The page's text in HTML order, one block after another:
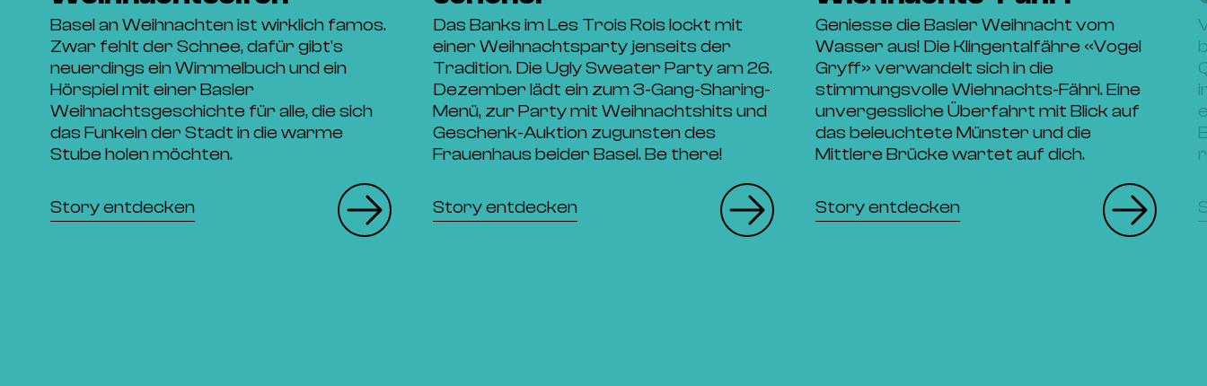
Basel an Weihnachten ist wirklich famos.
Zwar fehlt der Schnee, dafür gibt's
neuerdings ein Wimmelbuch und ein
Hörspiel mit einer Basler
Weihnachtsgeschichte für alle, die sich
das Funkeln der Stadt in die warme
Stube holen möchten.
Story entdecken
Das Banks im Les Trois Rois lockt mit
einer Weihnachtsparty jenseits der
Tradition. Die Ugly Sweater Party am 26.
Dezember lädt ein zum 3-Gang-Sharing-
Menü, zur Party mit Weihnachtshits und
Geschenk-Auktion zugunsten des
Frauenhaus beider Basel. Be there!
Story entdecken
Geniesse die Basler Weihnacht vom
Wasser aus! Die Klingentalfähre «Vogel
Gryff» verwandelt sich in die
stimmungsvolle Wiehnachts-Fähri. Eine
unvergessliche Überfahrt mit Blick auf
das beleuchtete Münster und die
Mittlere Brücke wartet auf dich.
Story entdecken